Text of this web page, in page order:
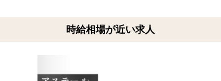
時給相場が近い求人